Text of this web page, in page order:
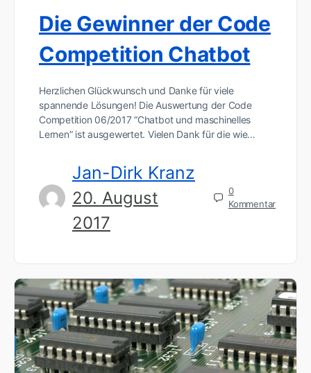
Die Gewinner der Code
Competition Chatbot
Herzlichen Glückwunsch und Danke für viele
spannende Lösungen! Die Auswertung der Code
Competition 06/2017 “Chatbot und maschinelles
Lernen” ist ausgewertet. Vielen Dank für die wie…
Jan-Dirk Kranz
20. August
2017
0
Kommentar